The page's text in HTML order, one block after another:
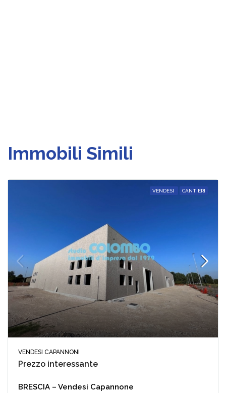
Immobili Simili
VENDESI CANTIERI
VENDESI CAPANNONI
Prezzo interessante
BRESCIA – Vendesi Capannone